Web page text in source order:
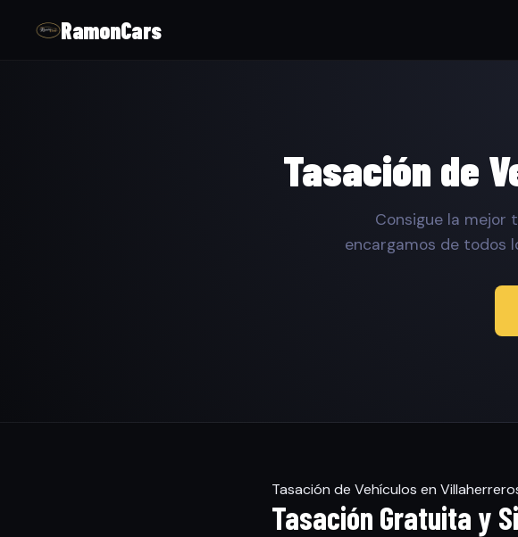
RamonCars
Tasación de
Consigue la mejor
encargamos de todos
Tasación de Vehículos en
Tasación Gratuita y